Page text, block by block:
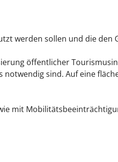
werden sollen und die den
öffentlicher
sind. Auf eine
mit